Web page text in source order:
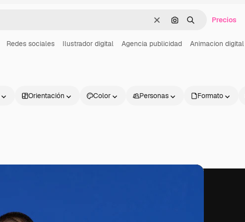
BorrarBuscar por imagen
BuscarPrecios
Redes sociales Ilustrador digital Agencia publicidad Animacion digital
Orientación Color Personas Formato
Productos